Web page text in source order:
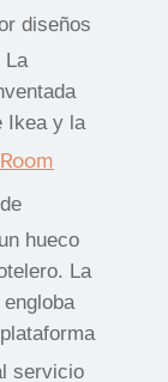
diseños
La
Ikea y la
Room
hueco
La
servicio